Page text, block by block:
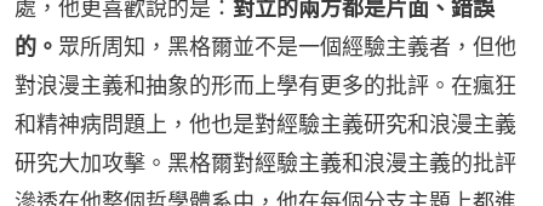
處，他更喜歡說的是： 對立的兩方都是片面、錯誤
的。 眾所周知，黑格爾並不是一個經驗主義者，但他
對浪漫主義和抽象的形而上學有更多的批評。在瘋狂
和精神病問題上，他也是對經驗主義研究和浪漫主義
研究大加攻擊。黑格爾對經驗主義和浪漫主義的批評